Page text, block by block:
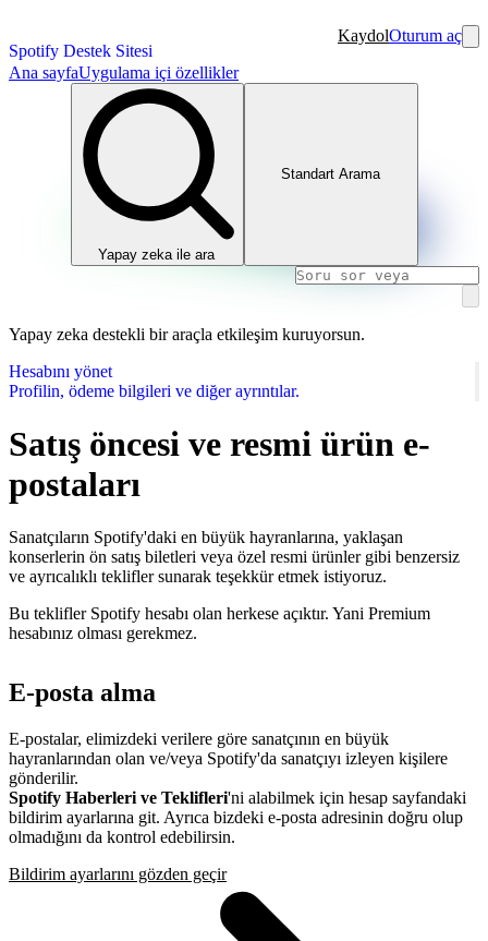
Spotify Destek Sitesi
KaydolOturum aç
Ana sayfaUygulama içi özellikler
Yapay zeka ile ara
Standart Arama
Yapay zeka destekli bir araçla etkileşim kuruyorsun.
Hesabını yönet
Profilin, ödeme bilgileri ve diğer ayrıntılar.
Satış öncesi ve resmi ürün e-
postaları
Sanatçıların Spotify'daki en büyük hayranlarına, yaklaşan
konserlerin ön satış biletleri veya özel resmi ürünler gibi benzersiz
ve ayrıcalıklı teklifler sunarak teşekkür etmek istiyoruz.
Bu teklifler Spotify hesabı olan herkese açıktır. Yani Premium
hesabınız olması gerekmez.
E-posta alma
E-postalar, elimizdeki verilere göre sanatçının en büyük
hayranlarından olan ve/veya Spotify'da sanatçıyı izleyen kişilere
gönderilir.
Spotify Haberleri ve Teklifleri'ni alabilmek için hesap sayfandaki
bildirim ayarlarına git. Ayrıca bizdeki e-posta adresinin doğru olup
olmadığını da kontrol edebilirsin.
Bildirim ayarlarını gözden geçir